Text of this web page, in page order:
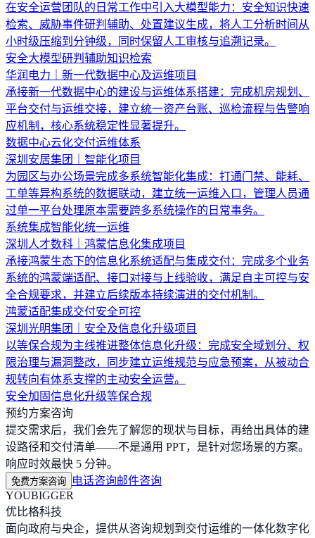
在安全运营团队的日常工作中引入大模型能力：安全知识快速
检索、威胁事件研判辅助、处置建议生成，将人工分析时间从
小时级压缩到分钟级，同时保留人工审核与追溯记录。
安全大模型研判辅助知识检索
华润电力｜新一代数据中心及运维项目
承接新一代数据中心的建设与运维体系搭建：完成机房规划、
平台交付与运维交接，建立统一资产台账、巡检流程与告警响
应机制，核心系统稳定性显著提升。
数据中心云化交付运维体系
深圳安居集团｜智能化项目
为园区与办公场景完成多系统智能化集成：打通门禁、能耗、
工单等异构系统的数据联动，建立统一运维入口，管理人员通
过单一平台处理原本需要跨多系统操作的日常事务。
系统集成智能化统一运维
深圳人才数科｜鸿蒙信息化集成项目
承接鸿蒙生态下的信息化系统适配与集成交付：完成多个业务
系统的鸿蒙端适配、接口对接与上线验收，满足自主可控与安
全合规要求，并建立后续版本持续演进的交付机制。
鸿蒙适配集成交付安全可控
深圳光明集团｜安全及信息化升级项目
以等保合规为主线推进整体信息化升级：完成安全域划分、权
限治理与漏洞整改，同步建立运维规范与应急预案，从被动合
规转向有体系支撑的主动安全运营。
安全加固信息化升级等保合规
预约方案咨询
提交需求后，我们会先了解您的现状与目标，再给出具体的建
设路径和交付清单——不是通用 PPT，是针对您场景的方案。
响应时效最快 5 分钟。
免费方案咨询 电话咨询邮件咨询
YOUBIGGER
优比格科技
面向政府与央企，提供从咨询规划到交付运维的一体化数字化